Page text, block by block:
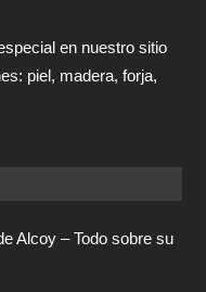
en nuestro sitio
piel, madera, forja,
Alcoy – Todo sobre su